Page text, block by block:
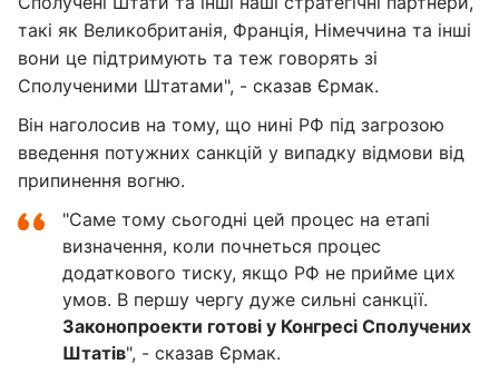
такі як Великобританія, Франція, Німеччина та інші
вони це підтримують та теж говорять зі
Сполученими Штатами", - сказав Єрмак.
Він наголосив на тому, що нині РФ під загрозою
введення потужних санкцій у випадку відмови від
припинення вогню.
"Саме тому сьогодні цей процес на етапі
визначення, коли почнеться процес
додаткового тиску, якщо РФ не прийме цих
умов. В першу чергу дуже сильні санкції.
Законопроекти готові у Конгресі Сполучених
Штатів", - сказав Єрмак.